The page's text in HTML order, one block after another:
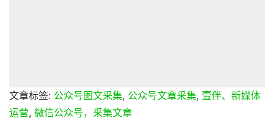
文章标签: 公众号图文采集, 公众号文章采集, 壹伴、新媒体
运营, 微信公众号，采集文章